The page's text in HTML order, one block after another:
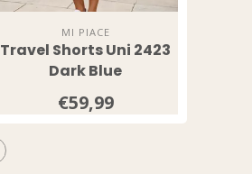
MI PIACE
Travel Shorts Uni 2423
Dark Blue
€59,99